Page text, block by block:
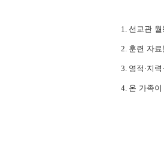
1. 선교관
2. 훈련 자
3. 영적 ·지력 ·
4. 온 가족